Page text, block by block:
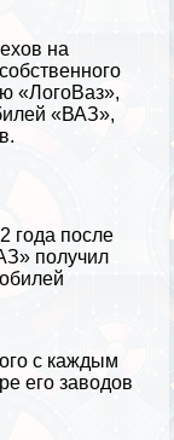
на
«ЛогоВаз»,
«ВАЗ»,
года после
получил
с каждым
его заводов